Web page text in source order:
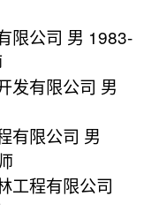
限公司 男 1983-
发有限公司 男
有限公司 男
工程有限公司